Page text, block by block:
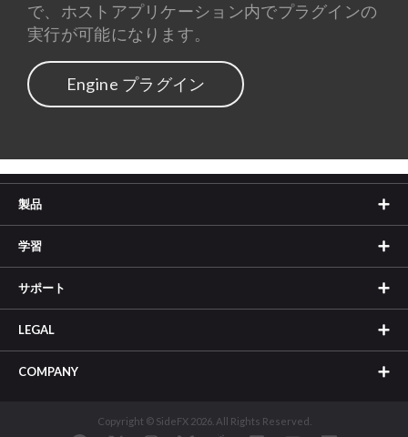
で、ホストアプリケーション内でプラグインの
実行が可能になります。
Engine プラグイン
製品
学習
サポート
LEGAL
COMPANY
Copyright © SideFX 2026. All Rights Reserved.